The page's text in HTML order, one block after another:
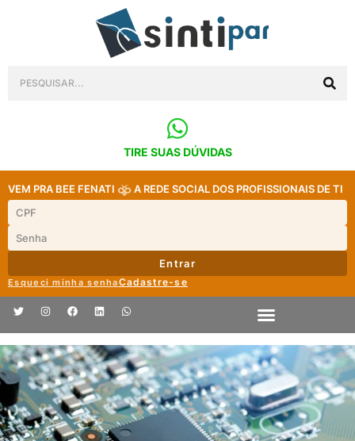
TIRE SUAS DÚVIDAS
VEM PRA BEE FENATI A REDE SOCIAL DOS PROFISSIONAIS DE TI
Entrar
Esqueci minha senhaCadastre-se